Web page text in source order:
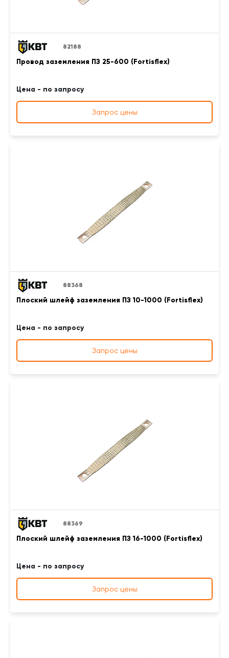
82188
Провод заземления ПЗ 25-600 (Fortisflex)
Цена - по запросу
Запрос цены
88368
Плоский шлейф заземления ПЗ 10-1000 (Fortisflex)
Цена - по запросу
Запрос цены
88369
Плоский шлейф заземления ПЗ 16-1000 (Fortisflex)
Цена - по запросу
Запрос цены